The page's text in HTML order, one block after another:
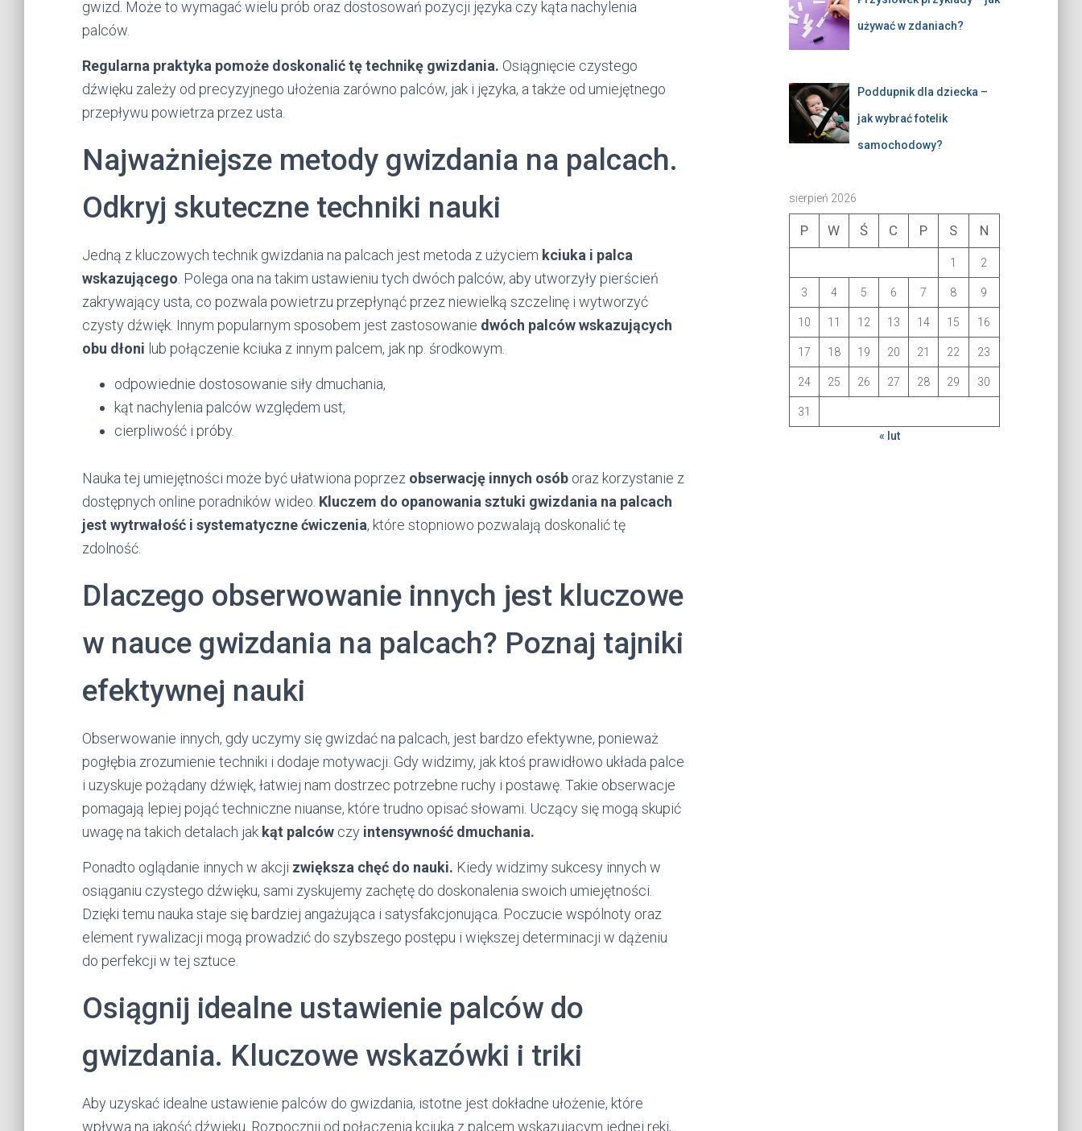
gwizd. Może to wymagać wielu prób oraz dostosowań pozycji języka czy kąta nachylenia
palców.
Regularna praktyka pomoże doskonalić tę technikę gwizdania. Osiągnięcie czystego
dźwięku zależy od precyzyjnego ułożenia zarówno palców, jak i języka, a także od umiejętnego
przepływu powietrza przez usta.
Najważniejsze metody gwizdania na palcach.
Odkryj skuteczne techniki nauki
Jedną z kluczowych technik gwizdania na palcach jest metoda z użyciem kciuka i palca
wskazującego . Polega ona na takim ustawieniu tych dwóch palców, aby utworzyły pierścień
zakrywający usta, co pozwala powietrzu przepłynąć przez niewielką szczelinę i wytworzyć
czysty dźwięk. Innym popularnym sposobem jest zastosowanie dwóch palców wskazujących
obu dłoni lub połączenie kciuka z innym palcem, jak np. środkowym.
odpowiednie dostosowanie siły dmuchania,
kąt nachylenia palców względem ust,
cierpliwość i próby.
Nauka tej umiejętności może być ułatwiona poprzez obserwację innych osób oraz korzystanie z
dostępnych online poradników wideo. Kluczem do opanowania sztuki gwizdania na palcach
jest wytrwałość i systematyczne ćwiczenia, które stopniowo pozwalają doskonalić tę
zdolność.
Dlaczego obserwowanie innych jest kluczowe
w nauce gwizdania na palcach? Poznaj tajniki
efektywnej nauki
Obserwowanie innych, gdy uczymy się gwizdać na palcach, jest bardzo efektywne, ponieważ
pogłębia zrozumienie techniki i dodaje motywacji. Gdy widzimy, jak ktoś prawidłowo układa palce
i uzyskuje pożądany dźwięk, łatwiej nam dostrzec potrzebne ruchy i postawę. Takie obserwacje
pomagają lepiej pojąć techniczne niuanse, które trudno opisać słowami. Uczący się mogą skupić
uwagę na takich detalach jak kąt palców czy intensywność dmuchania.
Ponadto oglądanie innych w akcji zwiększa chęć do nauki. Kiedy widzimy sukcesy innych w
osiąganiu czystego dźwięku, sami zyskujemy zachętę do doskonalenia swoich umiejętności.
Dzięki temu nauka staje się bardziej angażująca i satysfakcjonująca. Poczucie wspólnoty oraz
element rywalizacji mogą prowadzić do szybszego postępu i większej determinacji w dążeniu
do perfekcji w tej sztuce.
Osiągnij idealne ustawienie palców do
gwizdania. Kluczowe wskazówki i triki
Aby uzyskać idealne ustawienie palców do gwizdania, istotne jest dokładne ułożenie, które
wpływa na jakość dźwięku. Rozpocznij od połączenia kciuka z palcem wskazującym jednej ręki,
używać w zdaniach?
Poddupnik dla dziecka –
jak wybrać fotelik
samochodowy?
sierpień 2026
P W Ś C P S N
1 2
3 4 5 6 7 8 9
10 11 12 13 14 15 16
17 18 19 20 21 22 23
24 25 26 27 28 29 30
31
« lut